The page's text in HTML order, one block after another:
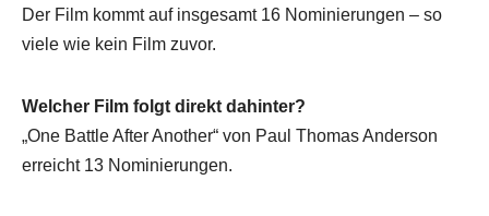
Der Film kommt auf insgesamt 16 Nominierungen – so
viele wie kein Film zuvor.
Welcher Film folgt direkt dahinter?
„One Battle After Another“ von Paul Thomas Anderson
erreicht 13 Nominierungen.